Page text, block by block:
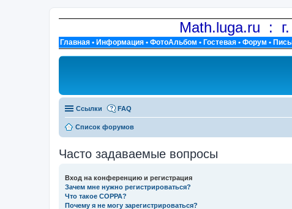
Math.luga.ru : г.
Главная • Информация • ФотоАльбом • Гостевая • Форум •
Ссылки FAQ
Список форумов
Часто задаваемые вопросы
Вход на конференцию и регистрация
Зачем мне нужно регистрироваться?
Что такое COPPA?
Почему я не могу зарегистрироваться?